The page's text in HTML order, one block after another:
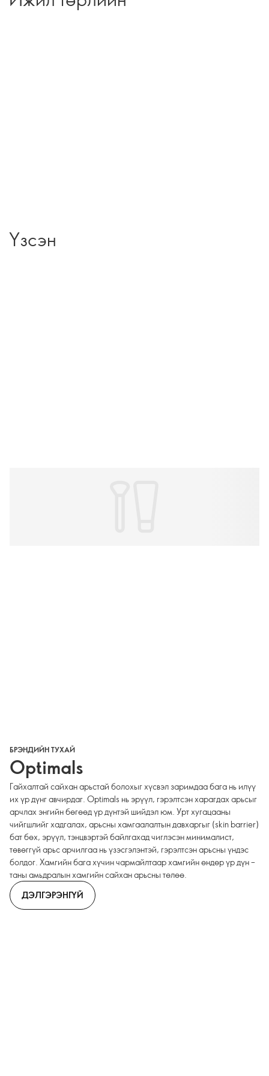
Үзсэн
БРЭНДИЙН ТУХАЙ
Optimals
Гайхалтай сайхан арьстай болохыг хүсвэл заримдаа бага нь илүү
их үр дүнг авчирдаг. Optimals нь эрүүл, гэрэлтсэн харагдах арьсыг
арчлах энгийн бөгөөд үр дүнтэй шийдэл юм. Урт хугацааны
чийгшлийг хадгалах, арьсны хамгаалалтын давхаргыг (skin barrier)
бат бөх, эрүүл, тэнцвэртэй байлгахад чиглэсэн минималист,
төвөггүй арьс арчилгаа нь үзэсгэлэнтэй, гэрэлтсэн арьсны үндэс
болдог. Хамгийн бага хүчин чармайлтаар хамгийн өндөр үр дүн –
таны амьдралын хамгийн сайхан арьсны төлөө.
ДЭЛГЭРЭНГҮЙ